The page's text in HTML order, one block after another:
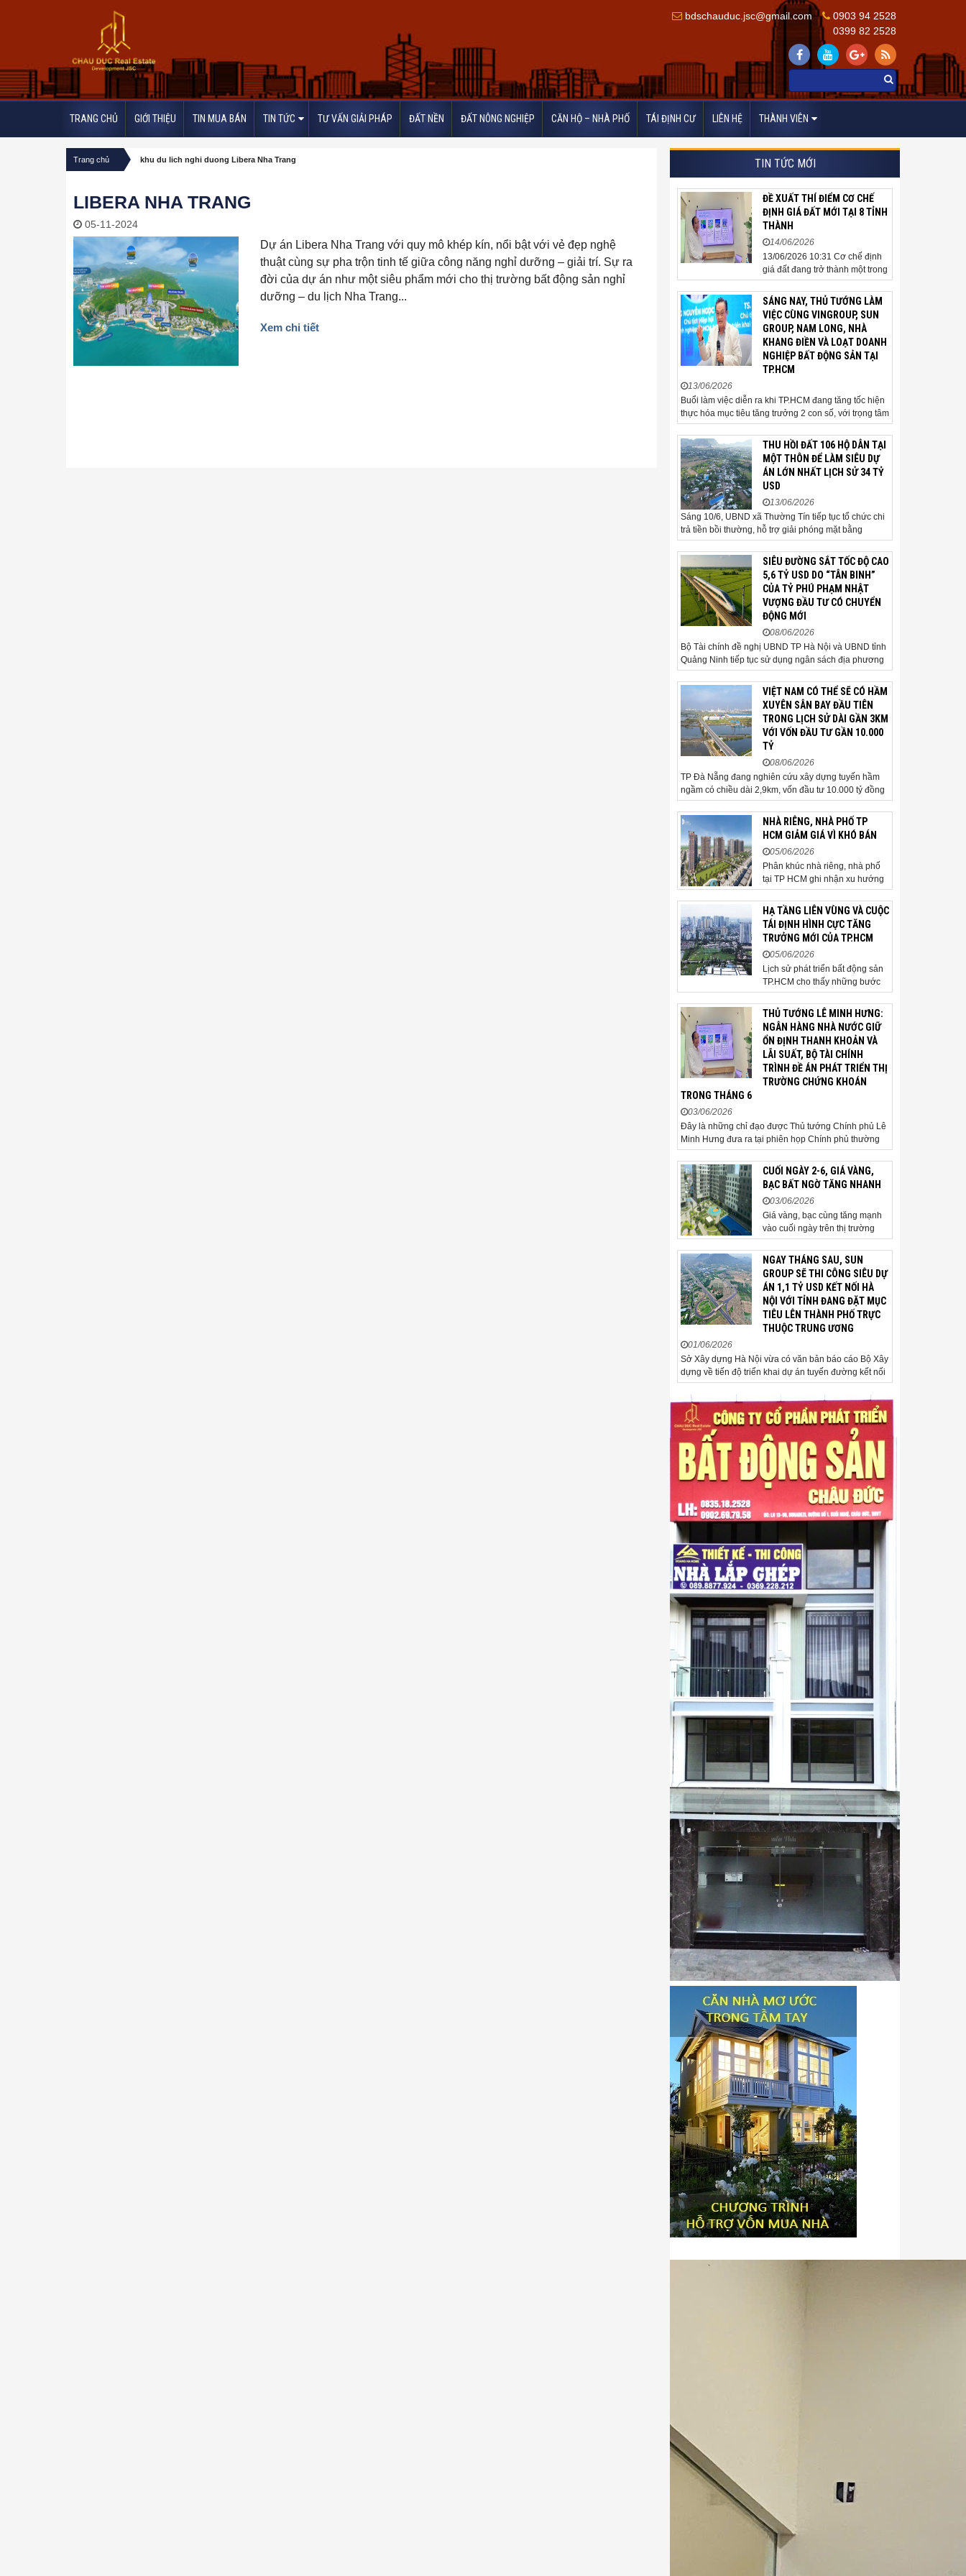
bdschauduc.jsc@gmail.com
0903 94 2528
0399 82 2528
TRANG CHỦ GIỚI THIỆU TIN MUA BÁN TIN TỨC TƯ VẤN GIẢI PHÁP ĐẤT NỀN ĐẤT NÔNG NGHIỆP CĂN HỘ – NHÀ PHỐ TÁI ĐỊNH CƯ LIÊN HỆ THÀNH VIÊN
Trang chủ
khu du lich nghi duong Libera Nha Trang
LIBERA NHA TRANG
05-11-2024
Dự án Libera Nha Trang với quy mô khép kín, nổi bật với vẻ đẹp nghệ
thuật cùng sự pha trộn tinh tế giữa công năng nghỉ dưỡng – giải trí. Sự ra
đời của dự án như một siêu phẩm mới cho thị trường bất động sản nghỉ
dưỡng – du lịch Nha Trang...
Xem chi tiết
TIN TỨC MỚI
ĐỀ XUẤT THÍ ĐIỂM CƠ CHẾ
ĐỊNH GIÁ ĐẤT MỚI TẠI 8 TỈNH
THÀNH
14/06/2026
13/06/2026 10:31 Cơ chế định
giá đất đang trở thành một trong
những nội dung được cộng
đồng doanh nghiệp, các chuyên
gia và cơ quan quản lý đặc biệt
quan tâm khi tác động trực tiếp
đến quá trình triển khai dự án,
thu hút đầu tư và sự phát triển
ổn định của...
SÁNG NAY, THỦ TƯỚNG LÀM
VIỆC CÙNG VINGROUP, SUN
GROUP, NAM LONG, NHÀ
KHANG ĐIỀN VÀ LOẠT DOANH
NGHIỆP BẤT ĐỘNG SẢN TẠI
TP.HCM
13/06/2026
Buổi làm việc diễn ra khi TP.HCM đang tăng tốc hiện
thực hóa mục tiêu tăng trưởng 2 con số, với trọng tâm
là giải ngân đầu tư công, hoàn thiện mô hình chính
quyền địa phương 2 cấp, phát triển nhà ở xã hội và
xử lý các vướng mắc về cơ chế, chính...
THU HỒI ĐẤT 106 HỘ DÂN TẠI
MỘT THÔN ĐỂ LÀM SIÊU DỰ
ÁN LỚN NHẤT LỊCH SỬ 34 TỶ
USD
13/06/2026
Sáng 10/6, UBND xã Thường Tín tiếp tục tổ chức chi
trả tiền bồi thường, hỗ trợ giải phóng mặt bằng
(GPMB) cho 106 hộ gia đình, cá nhân thuộc diện thu
hồi đất để thực hiện dự án Khu đô thị thể thao Quốc
tế Hà Nội trên địa bàn thôn Nhuệ Giang. Trong...
SIÊU ĐƯỜNG SẮT TỐC ĐỘ CAO
5,6 TỶ USD DO “TÂN BINH”
CỦA TỶ PHÚ PHẠM NHẬT
VƯỢNG ĐẦU TƯ CÓ CHUYỂN
ĐỘNG MỚI
08/06/2026
Bộ Tài chính đề nghị UBND TP Hà Nội và UBND tỉnh
Quảng Ninh tiếp tục sử dụng ngân sách địa phương
để thực hiện công tác giải phóng mặt bằng đối với
phần tuyến đi qua địa bàn hai địa phương, bảo đảm
tiến độ triển khai. Bộ Tài chính vừa có công văn...
VIỆT NAM CÓ THỂ SẼ CÓ HẦM
XUYÊN SÂN BAY ĐẦU TIÊN
TRONG LỊCH SỬ DÀI GẦN 3KM
VỚI VỐN ĐẦU TƯ GẦN 10.000
TỶ
08/06/2026
TP Đà Nẵng đang nghiên cứu xây dựng tuyến hầm
ngầm có chiều dài 2,9km, vốn đầu tư 10.000 tỷ đồng
đi qua sân bay quốc tế. TP Đà Nẵng đang nghiên
cứu một phương án hạ tầng mang tính đột phá khi đề
xuất xây dựng tuyến hầm ngầm xuyên qua khu vực
sân...
NHÀ RIÊNG, NHÀ PHỐ TP
HCM GIẢM GIÁ VÌ KHÓ BÁN
05/06/2026
Phân khúc nhà riêng, nhà phố
tại TP HCM ghi nhận xu hướng
giảm giá bán trong bối cảnh
thanh khoản thị trường suy yếu,
người mua thận trọng. Sau hơn
5 tháng rao bán căn nhà trong
hẻm khu vực Bảy Hiền, anh
Minh, một chủ nhà tại TP HCM,
chấp nhận hạ giá...
HẠ TẦNG LIÊN VÙNG VÀ CUỘC
TÁI ĐỊNH HÌNH CỰC TĂNG
TRƯỞNG MỚI CỦA TP.HCM
05/06/2026
Lịch sử phát triển bất động sản
TP.HCM cho thấy những bước
ngoặt của thị trường thường bắt
đầu từ hạ tầng. Khi các tuyến
kết nối liên vùng đồng loạt tăng
tốc, cấu trúc phát triển đô thị
đang dần thay đổi, mở ra những
hành lang tăng trưởng mới và
kéo theo quá...
THỦ TƯỚNG LÊ MINH HƯNG:
NGÂN HÀNG NHÀ NƯỚC GIỮ
ỔN ĐỊNH THANH KHOẢN VÀ
LÃI SUẤT, BỘ TÀI CHÍNH
TRÌNH ĐỀ ÁN PHÁT TRIỂN THỊ
TRƯỜNG CHỨNG KHOÁN
TRONG THÁNG 6
03/06/2026
Đây là những chỉ đạo được Thủ tướng Chính phủ Lê
Minh Hưng đưa ra tại phiên họp Chính phủ thường
kỳ tháng 5 năm 2026. Sáng ngày 3/6, Ủy viên Bộ
Chính trị, Bí thư Đảng ủy Chính phủ, Thủ tướng
Chính phủ Lê Minh Hưng đã chủ trì phiên họp Chính
phủ thường...
CUỐI NGÀY 2-6, GIÁ VÀNG,
BẠC BẤT NGỜ TĂNG NHANH
03/06/2026
Giá vàng, bạc cùng tăng mạnh
vào cuối ngày trên thị trường
quốc tế. Giá vàng thế giới vượt
4.500 USD/ounce. Cuối ngày 2-
6, giá vàng hôm nay trên thị
trường quốc tế được giao dịch ở
mức 4.520 USD/ounce, tăng
khoảng 35 USD/ounce so với
buổi sáng. Trong phiên, có thời
điểm giá vàng...
NGAY THÁNG SAU, SUN
GROUP SẼ THI CÔNG SIÊU DỰ
ÁN 1,1 TỶ USD KẾT NỐI HÀ
NỘI VỚI TỈNH ĐANG ĐẶT MỤC
TIÊU LÊN THÀNH PHỐ TRỰC
THUỘC TRUNG ƯƠNG
01/06/2026
Sở Xây dựng Hà Nội vừa có văn bản báo cáo Bộ Xây
dựng về tiến độ triển khai dự án tuyến đường kết nối
sân bay Gia Bình với Thủ đô Hà Nội. Đến nay, công
tác giải phóng mặt bằng và chuẩn bị đầu tư của dự
án đã ghi nhận nhiều kết...